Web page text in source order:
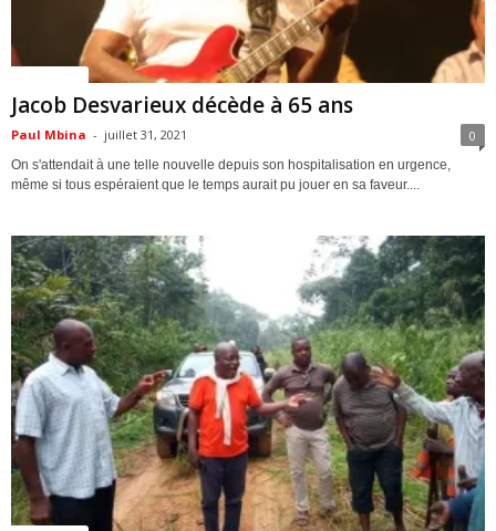
Jacob Desvarieux décède à 65 ans
Paul Mbina - juillet 31, 2021 0
On s'attendait à une telle nouvelle depuis son hospitalisation en urgence,
même si tous espéraient que le temps aurait pu jouer en sa faveur....